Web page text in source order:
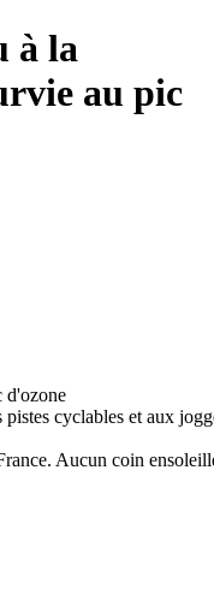
à la
au pic
cyclables et aux
Aucun coin